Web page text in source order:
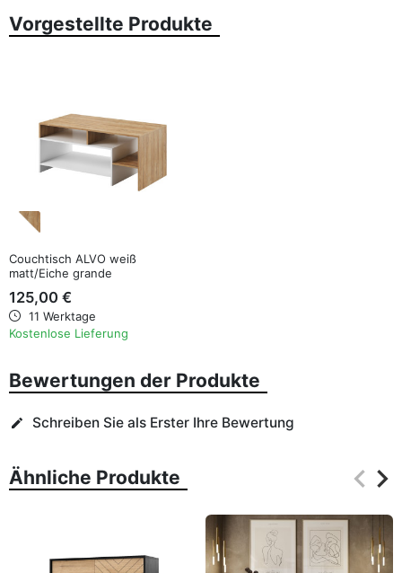
Vorgestellte Produkte
Couchtisch ALVO weiß
matt/Eiche grande
125,00 €
11 Werktage
Kostenlose Lieferung
Bewertungen der Produkte
edit Schreiben Sie als Erster Ihre Bewertung
Ähnliche Produkte keyboard_arrow_left
keyboard_arrow_right